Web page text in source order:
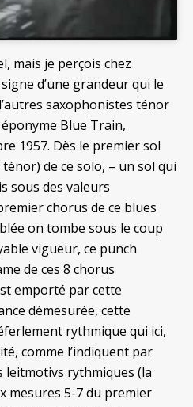
mais je perçois chez
d’une grandeur qui le
saxophonistes ténor
Blue Train,
1957. Dès le premier sol
de ce solo, – un sol qui
sous des valeurs
chorus de ce blues
on tombe sous le coup
vigueur, ce punch
de ces 8 chorus
emporté par cette
démesurée, cette
rythmique qui ici,
comme l’indiquent par
leitmotivs rythmiques (la
mesures 5-7 du premier